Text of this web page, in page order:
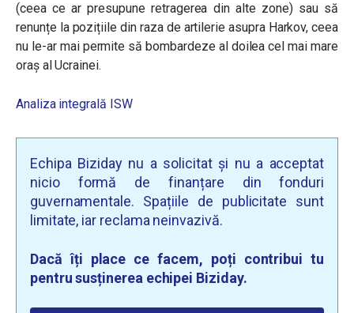
(ceea ce ar presupune retragerea din alte zone) sau să
renunțe la pozițiile din raza de artilerie asupra Harkov, ceea
nu le-ar mai permite să bombardeze al doilea cel mai mare
oraș al Ucrainei.
Analiza integrală ISW
Echipa Biziday nu a solicitat și nu a acceptat
nicio formă de finanțare din fonduri
guvernamentale. Spațiile de publicitate sunt
limitate, iar reclama neinvazivă.
Dacă îți place ce facem, poți contribui tu
pentru susținerea echipei Biziday.